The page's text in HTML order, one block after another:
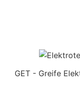
GET - Greife